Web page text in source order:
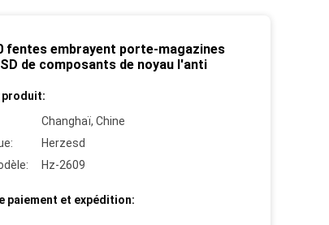
fentes embrayent porte-magazines
de composants de noyau l'anti
produit:
Changhaï, Chine
Herzesd
Hz-2609
paiement et expédition: